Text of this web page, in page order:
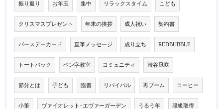
振り返り お年玉 集中 リラックスタイム こども
クリスマスプレゼント 年末の挨拶 成人祝い 契約書
バースデーカード 直筆メッセージ 成り立ち REDBUBBLE
トートバック ペン字教室 コミュニティ 渋谷凪咲
節分とは 子ども 臨書 リバイバル 再ブーム コーヒー
小筆 ヴァイオレット･エヴァーガーデン うるう年 段級取得